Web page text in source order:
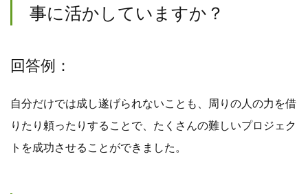
事に活かしていますか？
回答例：
自分だけでは成し遂げられないことも、周りの人の力を借
りたり頼ったりすることで、たくさんの難しいプロジェク
トを成功させることができました。